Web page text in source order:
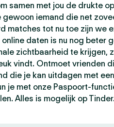
samen met jou de drukte
gewoon iemand die net
matches tot nu toe zijn we
online daten is nu nog beter
zichtbaarheid te
vindt. Ontmoet vrienden
die je kan uitdagen met
je met onze Paspoort-
Alles is mogelijk op